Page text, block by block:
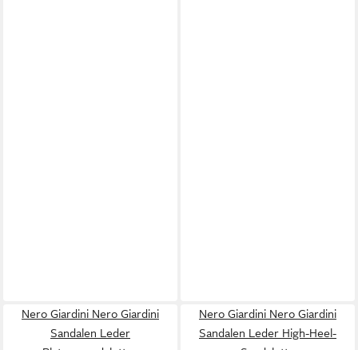
Nero Giardini Nero Giardini
Sandalen Leder
Nero Giardini Nero Giardini
Sandalen Leder High-Heel-